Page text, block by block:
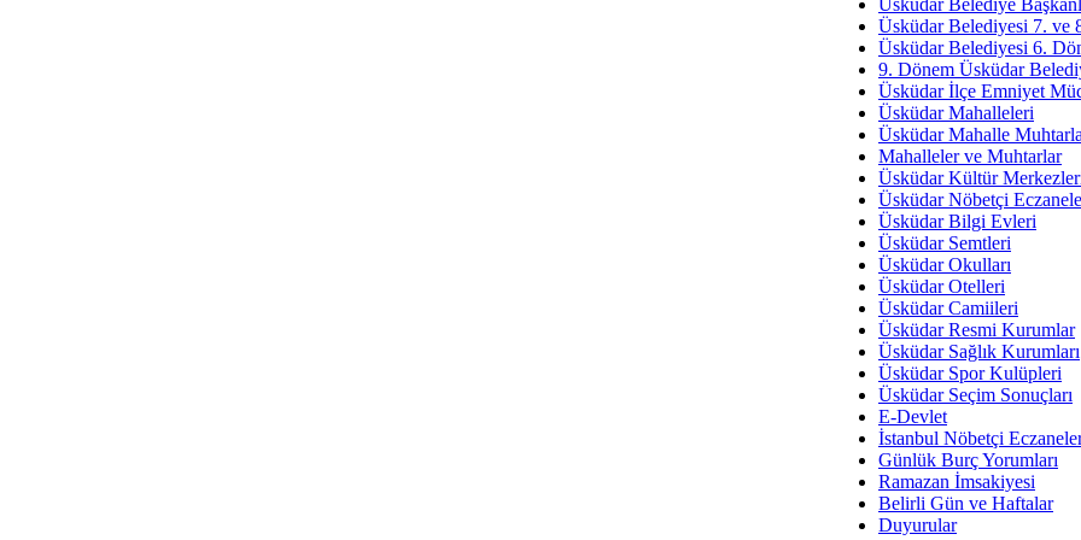
İmar Sorunlarının Genel
Arakan
Bayramın
Ruhsal
Üsküdar
Üsküdar Belediye
Üsküdar Belediyesi 7. ve
Üsküdar Belediyesi 6.
9. Dönem Üsküdar
Üsküdar İlçe Emniyet
Üsküdar Mahalleleri
Üsküdar Mahalle
Mahalleler ve Muhtarlar
Üsküdar Kültür
Üsküdar Nöbetçi
Üsküdar Bilgi Evleri
Üsküdar Semtleri
Üsküdar Okulları
Üsküdar Otelleri
Üsküdar Camiileri
Üsküdar Resmi Kurumlar
Üsküdar Sağlık Kurumları
Üsküdar Spor Kulüpleri
Üsküdar Seçim Sonuçları
E-Devlet
İstanbul Nöbetçi
Günlük Burç Yorumları
Ramazan İmsakiyesi
Belirli Gün ve Haftalar
Duyurular